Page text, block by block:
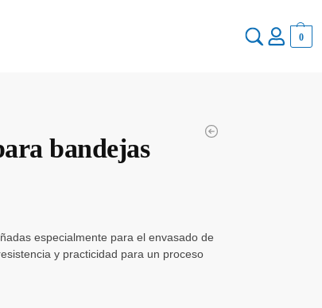
0
bandejas
especialmente para el envasado de
y practicidad para un proceso